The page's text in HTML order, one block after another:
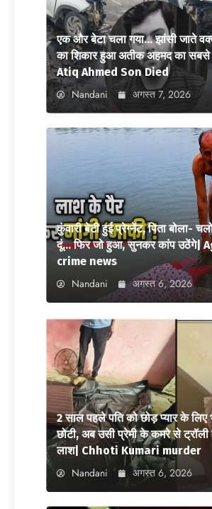
एक और बेटा चला गया… झांसी जाते
का शिकार हुआ अतीक अहमद का सबसे
Atiq Ahmed Son Died
Nandani अगस्त 7, 2026
कुंवारी बेटी हुई प्रेग्नेंट, पिता बोला-
दूं… फिर जो हुआ, सुनकर कांप उठेंगे|
crime news
Nandani अगस्त 6, 2026
2 साल पहले पति को छोड़ प्यार के लिए
छोटी, अब उसी प्रेमी के कमरे से ट्रॉली
लाश| Chhoti Kumari murder
Nandani अगस्त 6, 2026